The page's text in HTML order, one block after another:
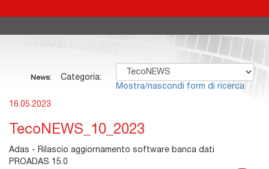
News: Categoria:
Mostra/nascondi form di ricerca
16.05.2023
TecoNEWS_10_2023
Adas - Rilascio aggiornamento software banca dati
PROADAS 15.0